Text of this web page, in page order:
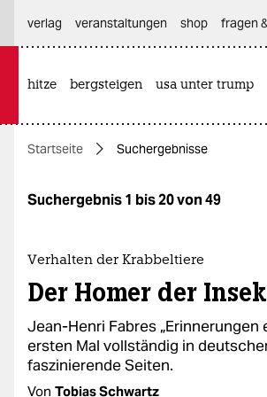
themen
politik
gesellschaft
kultur
sport
verlag
veranstaltungen shop fragen
hitze bergsteigen usa unter trump
Startseite Suchergebnisse
Suchergebnis 1 bis 20 von 49
Verhalten der Krabbeltiere
Der Homer der
Jean-Henri Fabres
ersten Mal vollständig in
faszinierende Seiten.
Von Tobias Schwartz